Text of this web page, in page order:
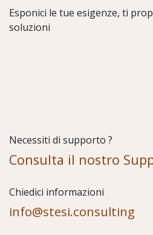
Esponici le tue esigenze, ti
soluzioni
Necessiti di supporto ?
Consulta il nostro
Chiedici informazioni
info@stesi.consulting